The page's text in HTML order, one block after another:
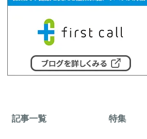
記事一覧 特集